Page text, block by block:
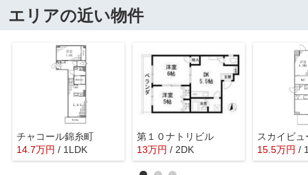
エリアの近い物件
チャコール錦糸町
14.7万円 / 1LDK
第１０ナトリビル
13万円 / 2DK
スカイビ
15.5万円 /